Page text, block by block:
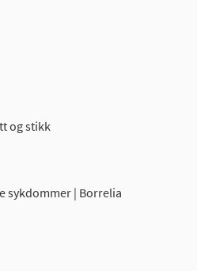
og stikk
sykdommer | Borrelia